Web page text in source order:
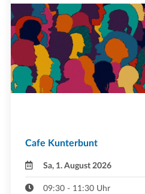
Cafe Kunterbunt
Sa, 1. August 2026
09:30 - 11:30 Uhr